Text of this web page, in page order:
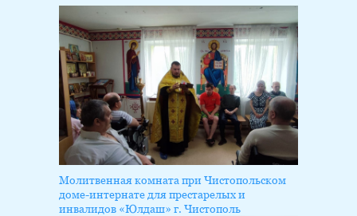
Молитвенная комната при Чистопольском
доме-интернате для престарелых и
инвалидов «Юлдаш» г. Чистополь